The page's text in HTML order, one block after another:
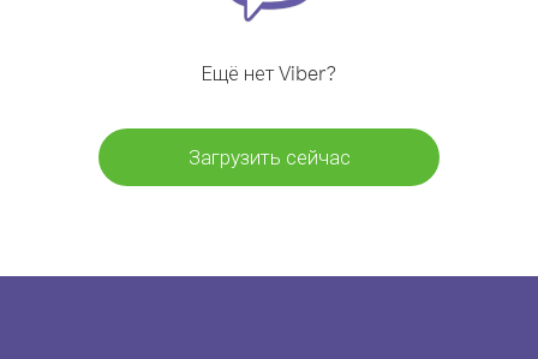
Ещё нет Viber?
Загрузить сейчас